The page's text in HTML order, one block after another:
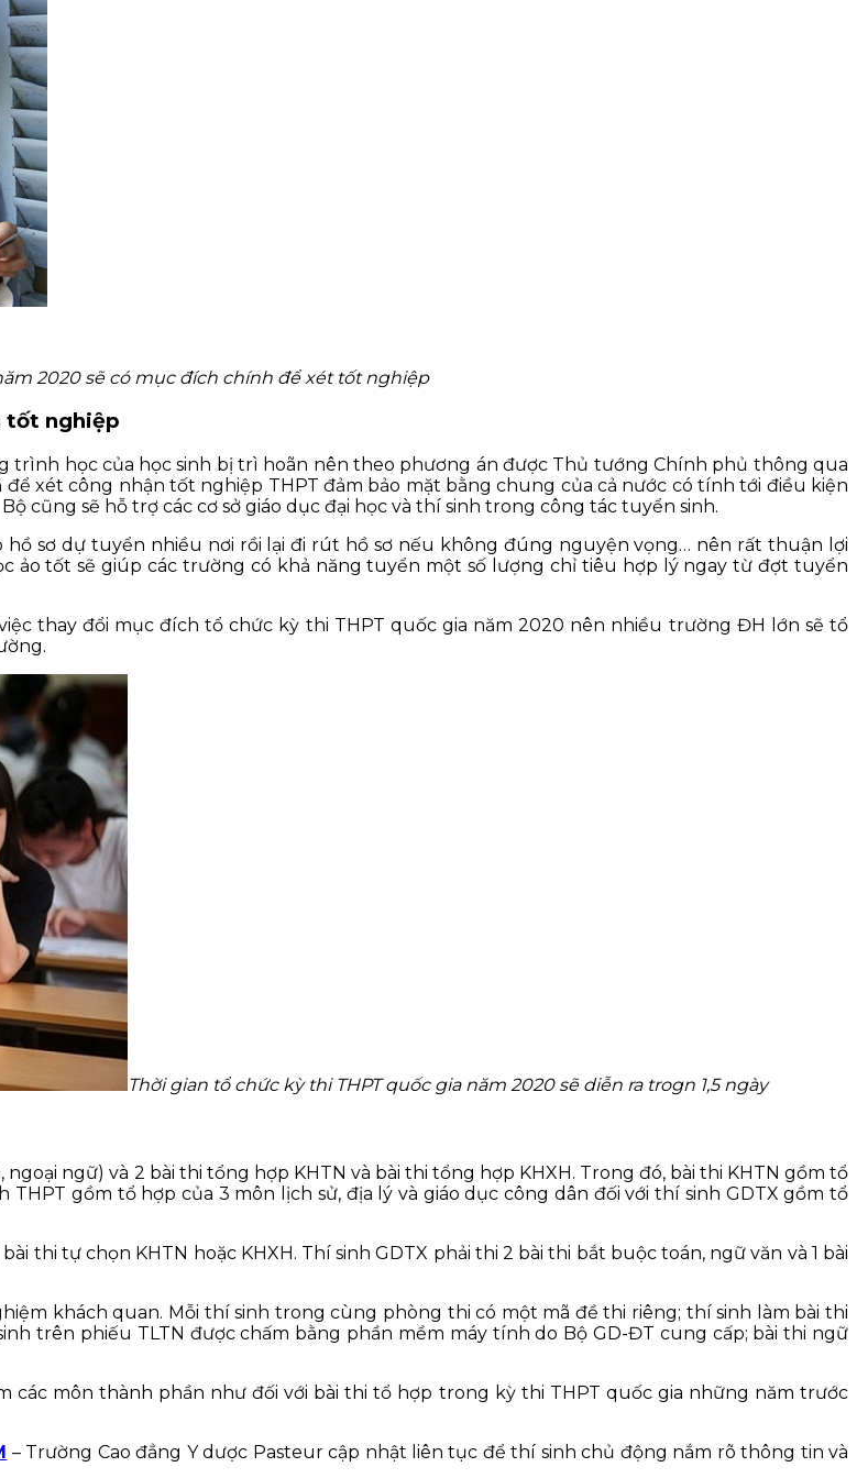
2020 sẽ có mục đích chính để xét tốt nghiệp
tốt nghiệp
học của học sinh bị trì hoãn nên theo phương án được Thủ tướng Chính phủ thông qua
xét công nhận tốt nghiệp THPT đảm bảo mặt bằng chung của cả nước có tính tới điều kiện
cũng sẽ hỗ trợ các cơ sở giáo dục đại học và thí sinh trong công tác tuyển sinh.
sơ dự tuyển nhiều nơi rồi lại đi rút hồ sơ nếu không đúng nguyện vọng… nên rất thuận lợi
ảo tốt sẽ giúp các trường có khả năng tuyển một số lượng chỉ tiêu hợp lý ngay từ đợt tuyển
thay đổi mục đích tổ chức kỳ thi THPT quốc gia năm 2020 nên nhiều trường ĐH lớn sẽ tổ
Thời gian tổ chức kỳ thi THPT quốc gia năm 2020 sẽ diễn ra trogn 1,5 ngày
ngữ) và 2 bài thi tổng hợp KHTN và bài thi tổng hợp KHXH. Trong đó, bài thi KHTN gồm tổ
THPT gồm tổ hợp của 3 môn lịch sử, địa lý và giáo dục công dân đối với thí sinh GDTX gồm tổ
thi tự chọn KHTN hoặc KHXH. Thí sinh GDTX phải thi 2 bài thi bắt buộc toán, ngữ văn và 1 bài
khách quan. Mỗi thí sinh trong cùng phòng thi có một mã đề thi riêng; thí sinh làm bài thi
trên phiếu TLTN được chấm bằng phần mềm máy tính do Bộ GD-ĐT cung cấp; bài thi ngữ
các môn thành phần như đối với bài thi tổ hợp trong kỳ thi THPT quốc gia những năm trước
– Trường Cao đẳng Y dược Pasteur cập nhật liên tục để thí sinh chủ động nắm rõ thông tin và